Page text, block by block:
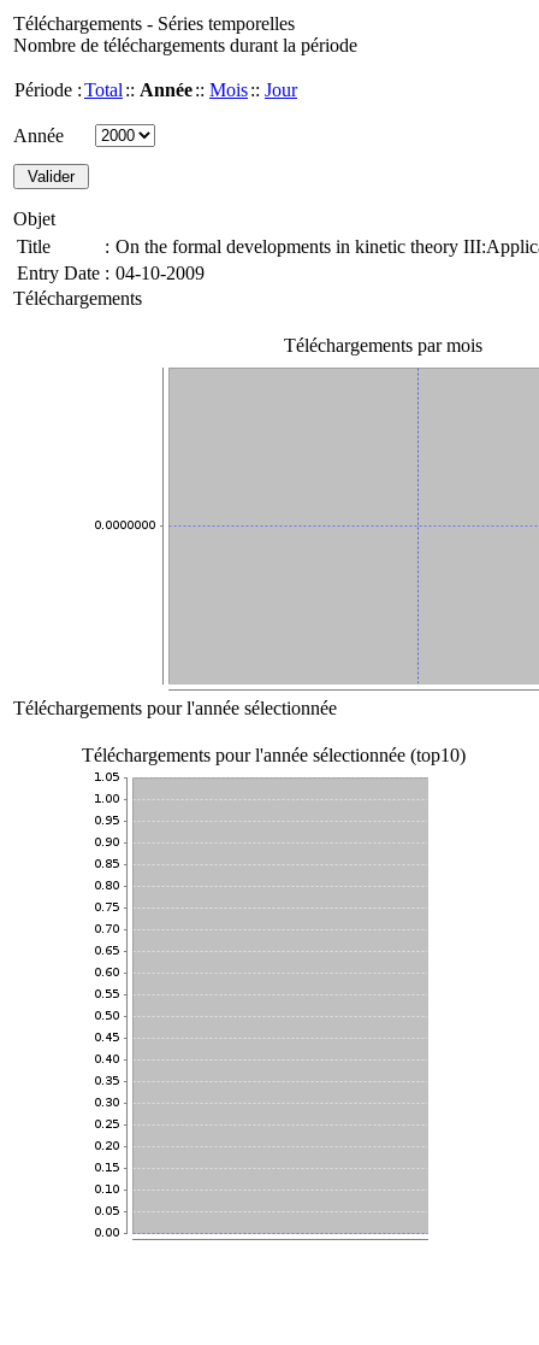
Téléchargements - Séries temporelles
Nombre de téléchargements durant la période
Période :Total :: Année:: Mois:: Jour
Année
Objet
Title
: On the formal developments in kinetic theory
Entry Date : 04-10-2009
Téléchargements
Téléchargements par mois
Téléchargements pour l'année sélectionnée
Téléchargements pour l'année sélectionnée (top10)